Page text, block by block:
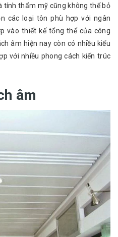
tính thẩm mỹ cũng không thể bỏ
các loại tôn phù hợp với ngân
vào thiết kế tổng thể của công
âm hiện nay còn có nhiều kiểu
với nhiều phong cách kiến trúc
âm